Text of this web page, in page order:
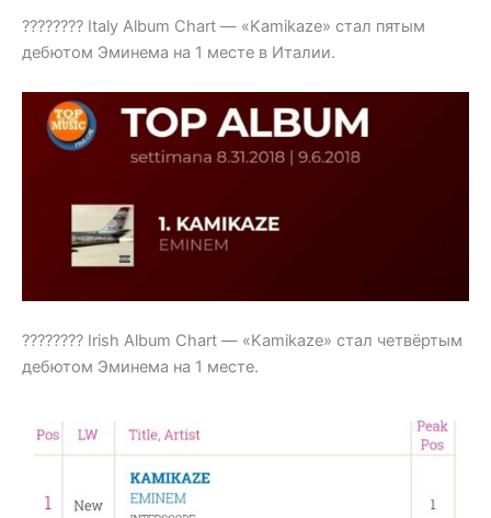
???????? Italy Album Chart — «Kamikaze» стал пятым
дебютом Эминема на 1 месте в Италии.
???????? Irish Album Chart — «Kamikaze» стал четвёртым
дебютом Эминема на 1 месте.